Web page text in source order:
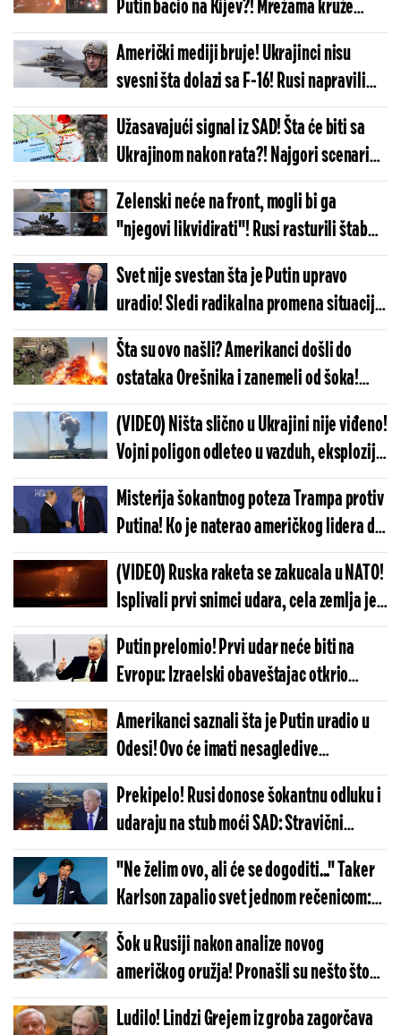
Putin bacio na Kijev?! Mrežama kruže
stravični snimci, eksplozije odjekuju
gradom!
Američki mediji bruje! Ukrajinci nisu
svesni šta dolazi sa F-16! Rusi napravili
milion problema Kijevu, višemesečna
kampanja urodila plodom!
Užasavajući signal iz SAD! Šta će biti sa
Ukrajinom nakon rata?! Najgori scenario
na pomolu: Amerikanci će odbiti...
Zelenski neće na front, mogli bi ga
"njegovi likvidirati"! Rusi rasturili štab
Desnog sektora, nema Rusa u RDK
(FOTO/VIDEO)
Svet nije svestan šta je Putin upravo
uradio! Sledi radikalna promena situacije
na frontu, ruska vojska je ovo dugo
čekala!
Šta su ovo našli? Amerikanci došli do
ostataka Orešnika i zanemeli od šoka!
Ruska raketa zaprepastila najveće
stručnjake Vašingtona
(VIDEO) Ništa slično u Ukrajini nije viđeno!
Vojni poligon odleteo u vazduh, eksplozije
trajale satima - nešto veoma čudno se
dogodilo
Misterija šokantnog poteza Trampa protiv
Putina! Ko je naterao američkog lidera da
ovo uradi? Rusija neće sedeti skrštenih
ruku
(VIDEO) Ruska raketa se zakucala u NATO!
Isplivali prvi snimci udara, cela zemlja je
na nogama, situacija izmiče kontroli
Putin prelomio! Prvi udar neće biti na
Evropu: Izraelski obaveštajac otkrio
neočekivanu metu po kojoj će Rusija
raspaliti
Amerikanci saznali šta je Putin uradio u
Odesi! Ovo će imati nesagledive
posledice, sudbina Ukrajine je upravo
odlučena
Prekipelo! Rusi donose šokantnu odluku i
udaraju na stub moći SAD: Stravični
planovi vojnih krugova Moskve izašli na
videlo
"Ne želim ovo, ali će se dogoditi..." Taker
Karlson zapalio svet jednom rečenicom:
Evo kakva nezapamćena katastrofa dolazi
Šok u Rusiji nakon analize novog
američkog oružja! Pronašli su nešto što
niko nije očekivao
Ludilo! Lindzi Grejem iz groba zagorčava